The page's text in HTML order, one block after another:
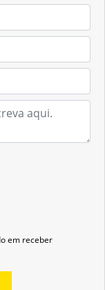
em receber